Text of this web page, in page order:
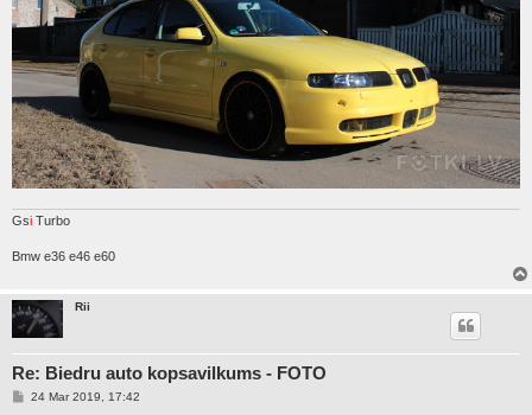
Gsi Turbo
Bmw e36 e46 e60
Rii
Re: Biedru auto kopsavilkums - FOTO
P24 Mar 2019, 17:42